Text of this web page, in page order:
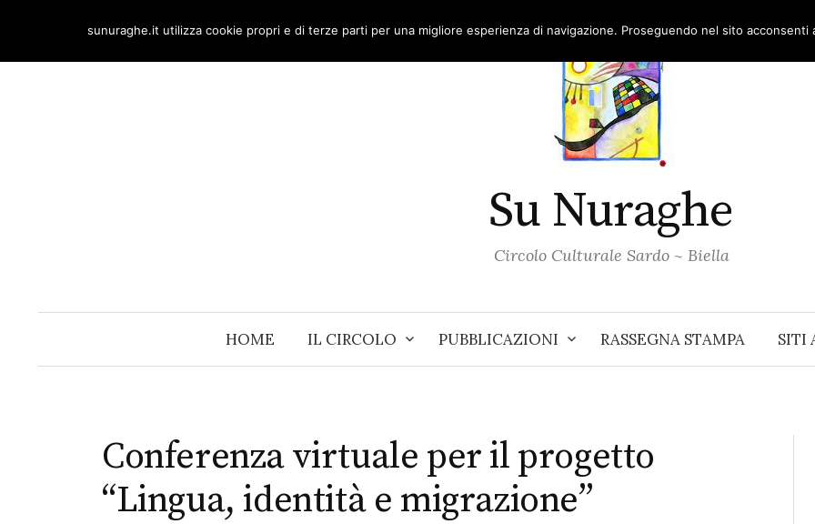
content
Su Nuraghe
Circolo Culturale Sardo ~ Biella
HOME IL CIRCOLO PUBBLICAZIONI RASSEGNA STAMPA SITI
Conferenza virtuale per il progetto
“Lingua, identità e migrazione”
sunuraghe.it utilizza cookie propri e di terze parti per una migliore esperienza di navigazione. Proseguendo nel sito acconsenti